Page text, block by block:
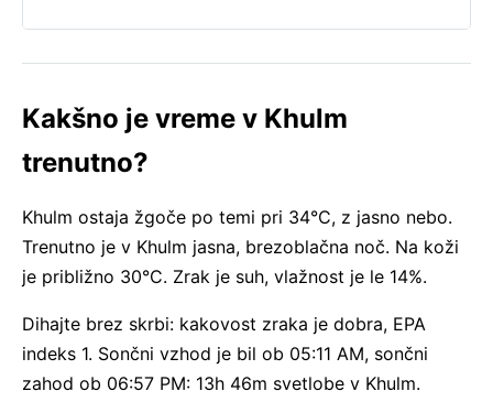
Kakšno je vreme v Khulm
trenutno?
Khulm ostaja žgoče po temi pri 34°C, z jasno nebo.
Trenutno je v Khulm jasna, brezoblačna noč. Na koži
je približno 30°C. Zrak je suh, vlažnost je le 14%.
Dihajte brez skrbi: kakovost zraka je dobra, EPA
indeks 1. Sončni vzhod je bil ob 05:11 AM, sončni
zahod ob 06:57 PM: 13h 46m svetlobe v Khulm.